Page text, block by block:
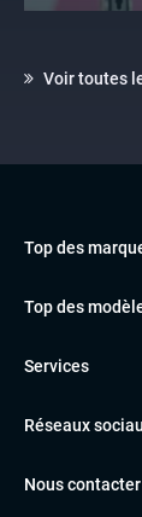
Voir toutes
Top des
VOLKSWAGEN
BMW
Top des
Classe A
A3
Services
Le garage TBV
Location TBV
Réseaux
Nous contacter